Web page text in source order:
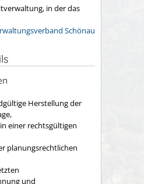
in der das
Schönau
Herstellung der
einer rechtsgültigen
planungsrechtlichen
und